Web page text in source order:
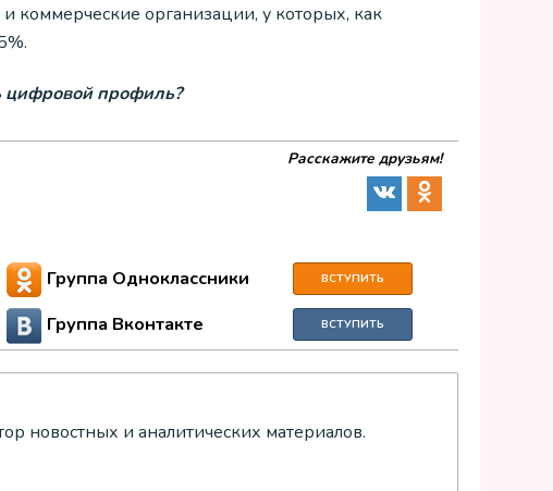
коммерческие организации, у которых, как
цифровой профиль?
Расскажите друзьям!
Группа Одноклассники ВСТУПИТЬ
Группа Вконтакте ВСТУПИТЬ
новостных и аналитических материалов.